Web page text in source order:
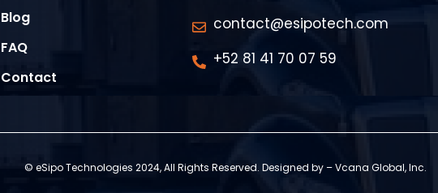
Blog
FAQ
Contact
contact@esipotech.com
+52 81 41 70 07 59
© eSipo Technologies 2024, All Rights Reserved. Designed by – Vcana Global, Inc.